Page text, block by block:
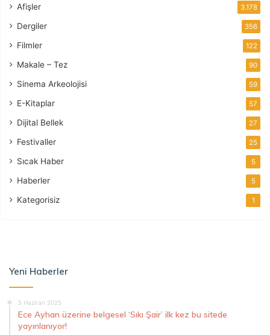
Afişler 3.178
Dergiler 356
Filmler 122
Makale – Tez 90
Sinema Arkeolojisi 59
E-Kitaplar 57
Dijital Bellek 27
Festivaller 25
Sıcak Haber 5
Haberler 5
Kategorisiz 1
Yeni Haberler
5 Haziran 2025
Ece Ayhan üzerine belgesel ‘Sıkı Şair’ ilk kez bu sitede
yayınlanıyor!